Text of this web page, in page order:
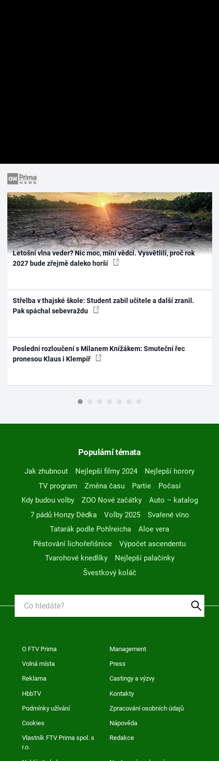
Letošní vlna veder? Nic moc, míní vědci. Vysvětlili, proč rok
2027 bude zřejmě daleko horší
Střelba v thajské škole: Student zabil učitele a další zranil.
Pak spáchal sebevraždu
Poslední rozloučení s Milanem Knížákem: Smuteční řec
pronesou Klaus i Klempíř
Populární témata
Jak zhubnout Nejlepší filmy 2024
Nejlepší horory
TV program
Změna času Partie
Počasí
Kdy budou volby
ZOO Nové začátky
Auto – katalog
7 pádů Honzy Dědka
Volby 2025
Svařené víno
Tatarák podle Pohlreicha
Aloe vera
Pěstování lichořeřišnice
Výpočet ascendentu
Tvarohové knedlíky
Nejlepší palačinky
Švestkový koláč
O FTV Prima Management
Volná místa Press
Reklama Castingy a výzvy
HbbTV Kontakty
Podmínky užívání Zpracování osobních údajů
Cookies Nápověda
Vlastník FTV Prima spol. s
r.o.
Redakce